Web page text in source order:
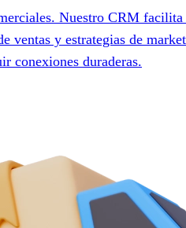
Nuestro CRM
ventas y estrategias de
conexiones duraderas.